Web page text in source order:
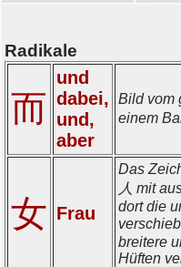
Radikale
而
und
dabei,
und,
aber
Bild vom
einem
女 Frau
Das
人 mit
dort die
breitere
Hüften